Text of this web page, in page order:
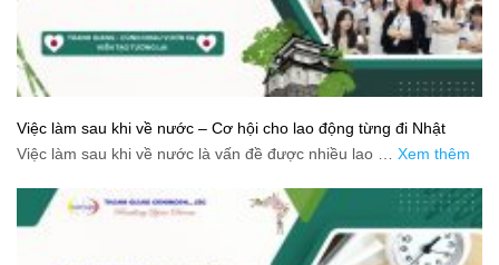
Việc làm sau khi về nước – Cơ hội cho lao động từng đi Nhật
Việc làm sau khi về nước là vấn đề được nhiều lao … Xem thêm